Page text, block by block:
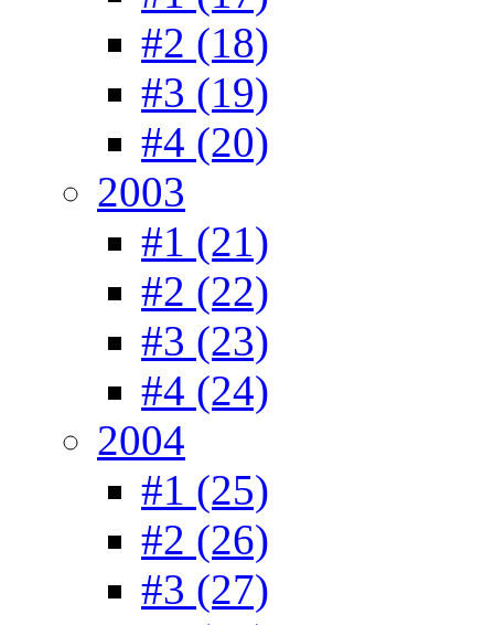
#2 (18)
#3 (19)
#4 (20)
2003
#1 (21)
#2 (22)
#3 (23)
#4 (24)
2004
#1 (25)
#2 (26)
#3 (27)